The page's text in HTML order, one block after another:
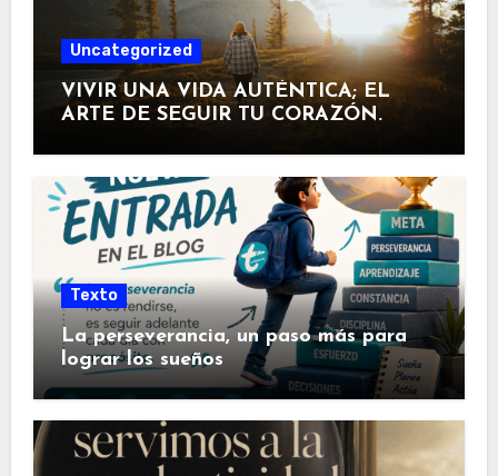
Uncategorized
VIVIR UNA VIDA AUTÉNTICA; EL
ARTE DE SEGUIR TU CORAZÓN.
Texto
La perseverancia, un paso más para
lograr los sueños